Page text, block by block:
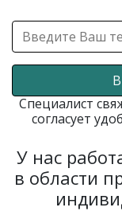
Специалист
согласует
У нас
в области